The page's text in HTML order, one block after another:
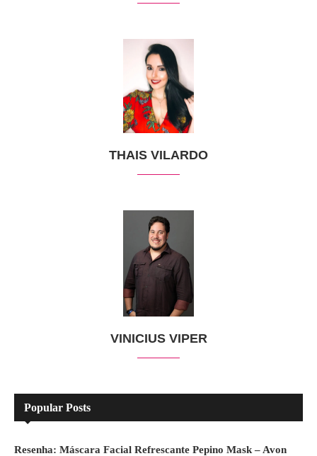
THAIS VILARDO
VINICIUS VIPER
Popular Posts
Resenha: Máscara Facial Refrescante Pepino Mask – Avon